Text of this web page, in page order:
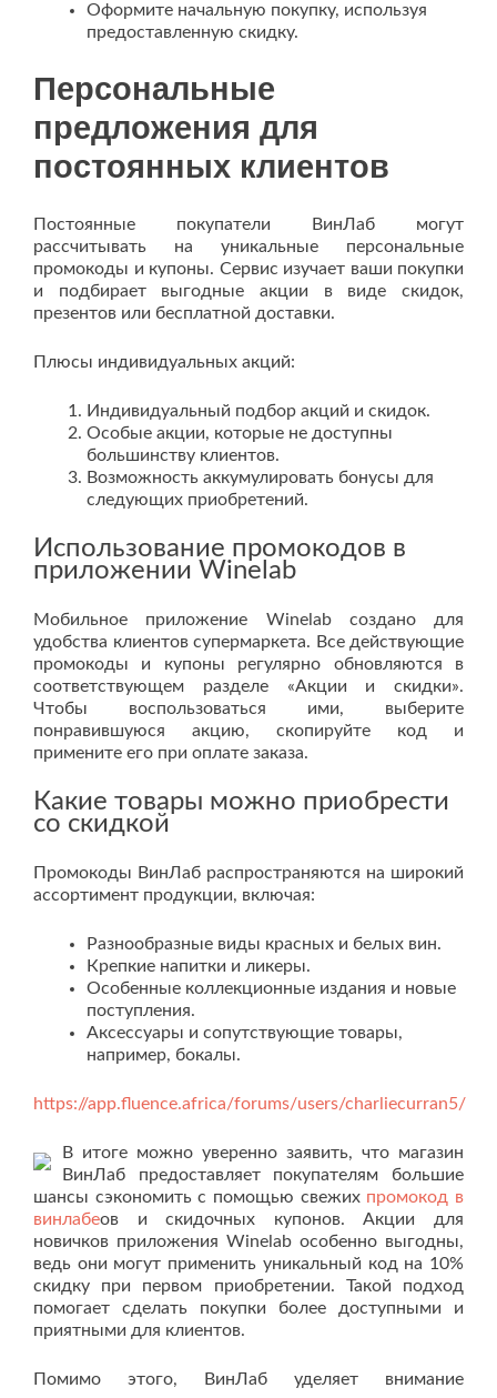
Оформите начальную покупку, используя
предоставленную скидку.
Персональные
предложения для
постоянных клиентов
Постоянные покупатели ВинЛаб могут
рассчитывать на уникальные персональные
промокоды и купоны. Сервис изучает ваши покупки
и подбирает выгодные акции в виде скидок,
презентов или бесплатной доставки.
Плюсы индивидуальных акций:
Индивидуальный подбор акций и скидок.
Особые акции, которые не доступны
большинству клиентов.
Возможность аккумулировать бонусы для
следующих приобретений.
Использование промокодов в
приложении Winelab
Мобильное приложение Winelab создано для
удобства клиентов супермаркета. Все действующие
промокоды и купоны регулярно обновляются в
соответствующем разделе «Акции и скидки».
Чтобы воспользоваться ими, выберите
понравившуюся акцию, скопируйте код и
примените его при оплате заказа.
Какие товары можно приобрести
со скидкой
Промокоды ВинЛаб распространяются на широкий
ассортимент продукции, включая:
Разнообразные виды красных и белых вин.
Крепкие напитки и ликеры.
Особенные коллекционные издания и новые
поступления.
Аксессуары и сопутствующие товары,
например, бокалы.
https://app.fluence.africa/forums/users/charliecurran5/
В итоге можно уверенно заявить, что магазин
ВинЛаб предоставляет покупателям большие
шансы сэкономить с помощью свежих промокод в
винлабеов и скидочных купонов. Акции для
новичков приложения Winelab особенно выгодны,
ведь они могут применить уникальный код на 10%
скидку при первом приобретении. Такой подход
помогает сделать покупки более доступными и
приятными для клиентов.
Помимо этого, ВинЛаб уделяет внимание